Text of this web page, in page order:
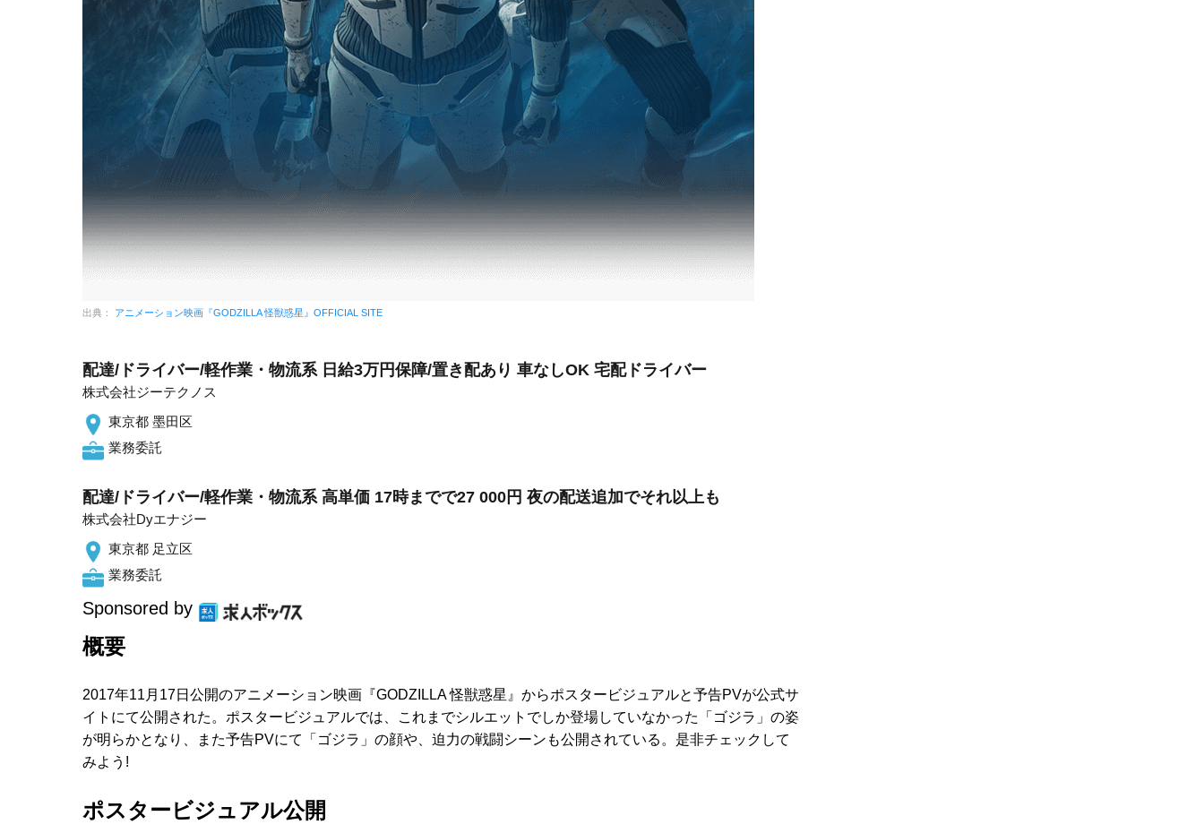
出典： アニメーション映画『GODZILLA 怪獣惑星』OFFICIAL SITE
配達/ドライバー/軽作業・物流系 日給3万円保障/置き配あり 車なしOK 宅配ドライバー
株式会社ジーテクノス
東京都 墨田区
業務委託
配達/ドライバー/軽作業・物流系 高単価 17時までで27 000円 夜の配送追加でそれ以上も
株式会社Dyエナジー
東京都 足立区
業務委託
Sponsored by
概要
2017年11月17日公開のアニメーション映画『GODZILLA 怪獣惑星』からポスタービジュアルと予告PVが公式サ
イトにて公開された。ポスタービジュアルでは、これまでシルエットでしか登場していなかった「ゴジラ」の姿
が明らかとなり、また予告PVにて「ゴジラ」の顔や、迫力の戦闘シーンも公開されている。是非チェックして
みよう!
ポスタービジュアル公開